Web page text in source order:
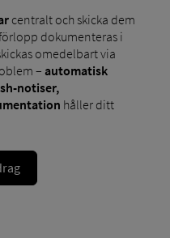
centralt och skicka dem
dokumenteras i
omedelbart via
– automatisk
notiser,
håller ditt